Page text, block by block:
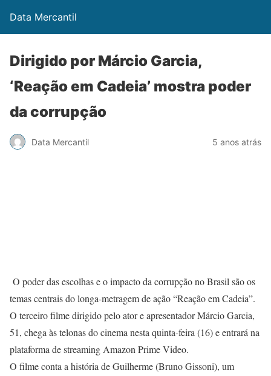
Data Mercantil
Dirigido por Márcio Garcia,
‘Reação em Cadeia’ mostra poder
da corrupção
Data Mercantil 5 anos atrás
O poder das escolhas e o impacto da corrupção no Brasil são os
temas centrais do longa-metragem de ação “Reação em Cadeia”.
O terceiro filme dirigido pelo ator e apresentador Márcio Garcia,
51, chega às telonas do cinema nesta quinta-feira (16) e entrará na
plataforma de streaming Amazon Prime Video.
O filme conta a história de Guilherme (Bruno Gissoni), um